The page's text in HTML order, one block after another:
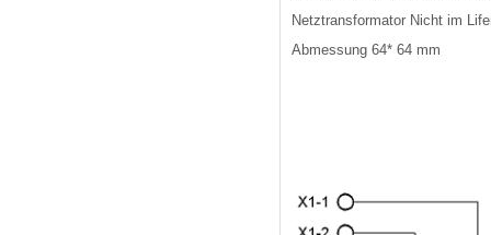
Netztransformator Nicht im
Abmessung 64* 64 mm